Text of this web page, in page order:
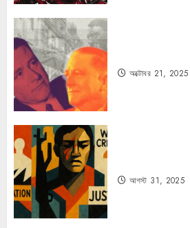
অক্টোবর 21, 2025
আগস্ট 31, 2025